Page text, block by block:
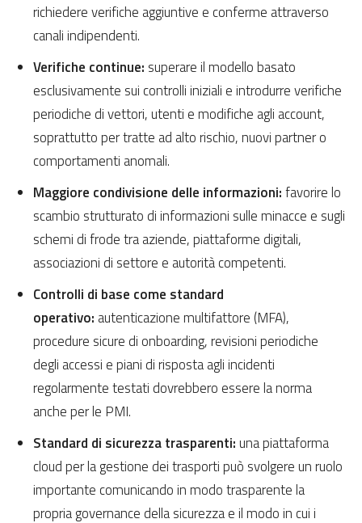
richiedere verifiche aggiuntive e conferme attraverso
canali indipendenti.
Verifiche continue: superare il modello basato
esclusivamente sui controlli iniziali e introdurre verifiche
periodiche di vettori, utenti e modifiche agli account,
soprattutto per tratte ad alto rischio, nuovi partner o
comportamenti anomali.
Maggiore condivisione delle informazioni:favorire lo
scambio strutturato di informazioni sulle minacce e sugli
schemi di frode tra aziende, piattaforme digitali,
associazioni di settore e autorità competenti.
Controlli di base come standard
operativo: autenticazione multifattore (MFA),
procedure sicure di onboarding, revisioni periodiche
degli accessi e piani di risposta agli incidenti
regolarmente testati dovrebbero essere la norma
anche per le PMI.
Standard di sicurezza trasparenti:una piattaforma
cloud per la gestione dei trasporti può svolgere un ruolo
importante comunicando in modo trasparente la
propria governance della sicurezza e il modo in cui i